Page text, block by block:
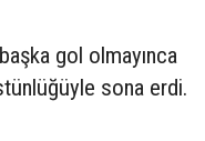
gol olmayınca
sona erdi.